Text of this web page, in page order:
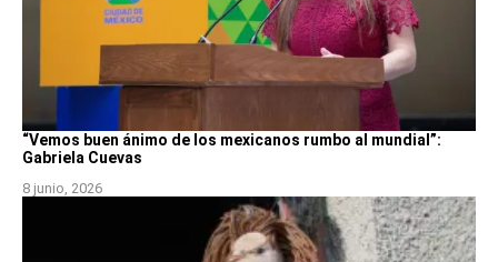
“Vemos buen ánimo de los mexicanos rumbo al mundial”:
Gabriela Cuevas
8 junio, 2026